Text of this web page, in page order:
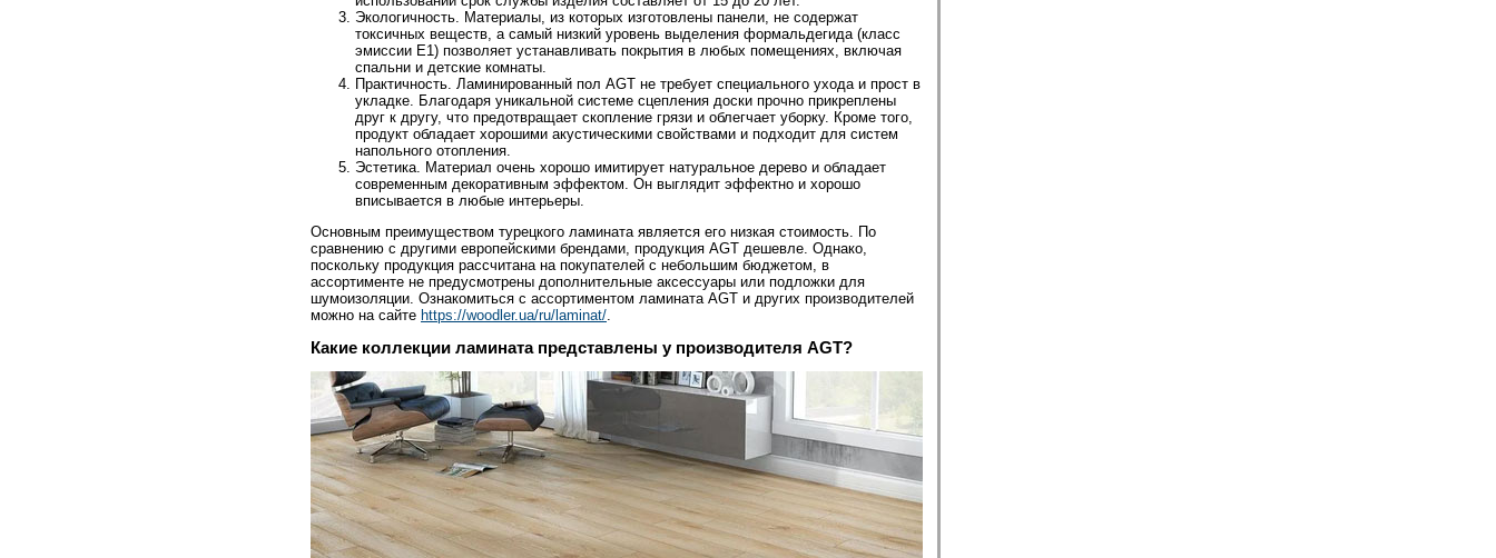
Экологичность. Материалы, из которых изготовлены панели, не содержат
токсичных веществ, а самый низкий уровень выделения формальдегида (класс
эмиссии E1) позволяет устанавливать покрытия в любых помещениях, включая
спальни и детские комнаты.
Практичность. Ламинированный пол AGT не требует специального ухода и прост в
укладке. Благодаря уникальной системе сцепления доски прочно прикреплены
друг к другу, что предотвращает скопление грязи и облегчает уборку. Кроме того,
продукт обладает хорошими акустическими свойствами и подходит для систем
напольного отопления.
Эстетика. Материал очень хорошо имитирует натуральное дерево и обладает
современным декоративным эффектом. Он выглядит эффектно и хорошо
вписывается в любые интерьеры.
Основным преимуществом турецкого ламината является его низкая стоимость. По
сравнению с другими европейскими брендами, продукция AGT дешевле. Однако,
поскольку продукция рассчитана на покупателей с небольшим бюджетом, в
ассортименте не предусмотрены дополнительные аксессуары или подложки для
шумоизоляции. Ознакомиться с ассортиментом ламината AGT и других производителей
можно на сайте https://woodler.ua/ru/laminat/
Какие коллекции ламината представлены у производителя AGT?